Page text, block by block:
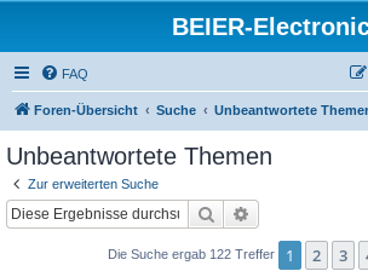
BEIER-
FAQ
Foren-Übersicht Suche Unbeantwortete
Unbeantwortete Themen
Zur erweiterten Suche
Suche
Die Suche ergab 122 Treffer 1 2 3